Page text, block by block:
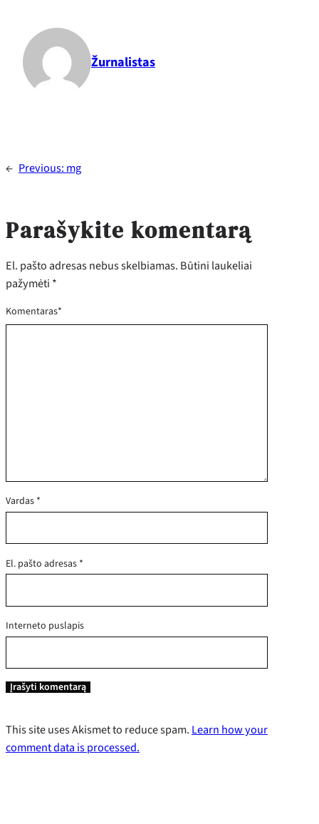
Žurnalistas
← Previous: mg
Parašykite komentarą
El. pašto adresas nebus skelbiamas. Būtini laukeliai
pažymėti *
Komentaras*
Vardas *
El. pašto adresas *
Interneto puslapis
This site uses Akismet to reduce spam. Learn how your
comment data is processed.